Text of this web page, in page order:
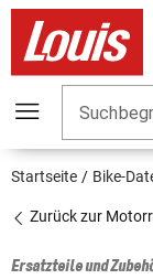
Startseite Bike-
Zurück zur
Ersatzteile und